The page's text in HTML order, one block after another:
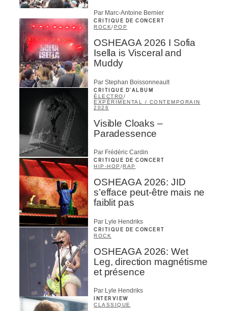
Par Marc-Antoine Bernier
CRITIQUE DE CONCERT
ROCK/ POP
OSHEAGA 2026 I Sofia
Isella is Visceral and
Muddy
Par Stephan Boissonneault
CRITIQUE D'ALBUM
ÉLECTRO/
EXPÉRIMENTAL / CONTEMPORAIN
2026
Visible Cloaks –
Paradessence
Par Frédéric Cardin
CRITIQUE DE CONCERT
HIP-HOP /RAP
OSHEAGA 2026: JID
s’efface peut-être mais ne
faiblit pas
Par Lyle Hendriks
CRITIQUE DE CONCERT
ROCK
OSHEAGA 2026: Wet
Leg, direction magnétisme
et présence
Par Lyle Hendriks
INTERVIEW
CLASSIQUE